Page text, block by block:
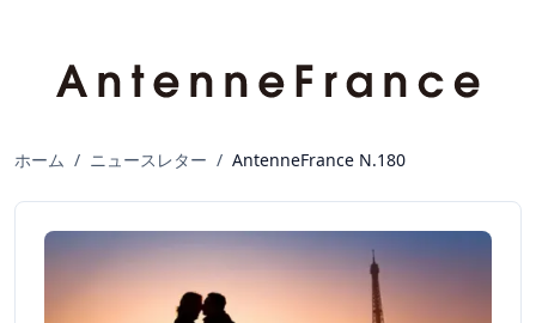
ホーム / ニュースレター / AntenneFrance N.180